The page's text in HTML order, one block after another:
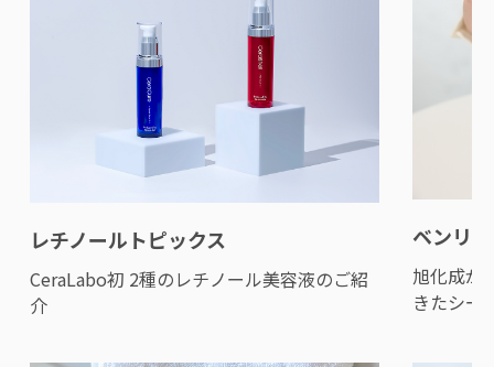
レチノールトピックス
CeraLabo初 2種のレチノール美容液のご紹
介
ベンリ
旭化成が
きたシー